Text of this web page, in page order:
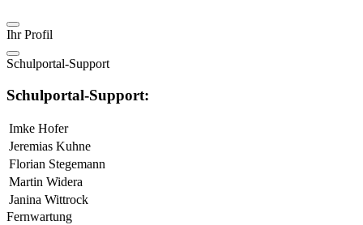
Ihr Profil
Schulportal-Support
Schulportal-Support:
Imke Hofer
Jeremias Kuhne
Florian Stegemann
Martin Widera
Janina Wittrock
Fernwartung